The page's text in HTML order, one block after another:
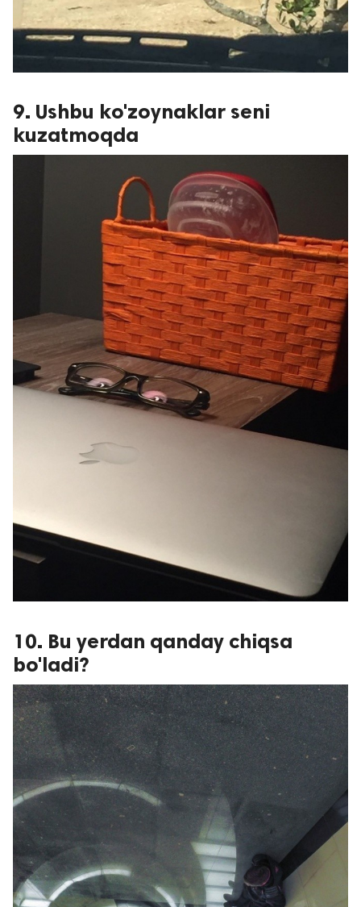
9. Ushbu ko'zoynaklar seni
kuzatmoqda
10. Bu yerdan qanday chiqsa
bo'ladi?